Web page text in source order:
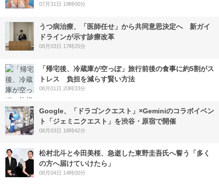
07月31日 19時00分
うつ病治療、「医師任せ」から共同意思決定へ 新ガイ
ドラインが示す診療改革
08月03日 17時25分
「帰宅後、冷蔵庫が空っぽ」旅行前後の食事に約5割がス
トレス 負担を減らす賢い方法
08月01日 20時33分
Google、「ドラゴンクエスト」×Geminiのコラボイベン
ト「ジェミニクエスト」を渋谷・原宿で開催
08月03日 18時42分
松村北斗と今田美桜、急逝した東野圭吾氏へ誓う「多く
の方へ届けていけたら」
08月04日 14時00分